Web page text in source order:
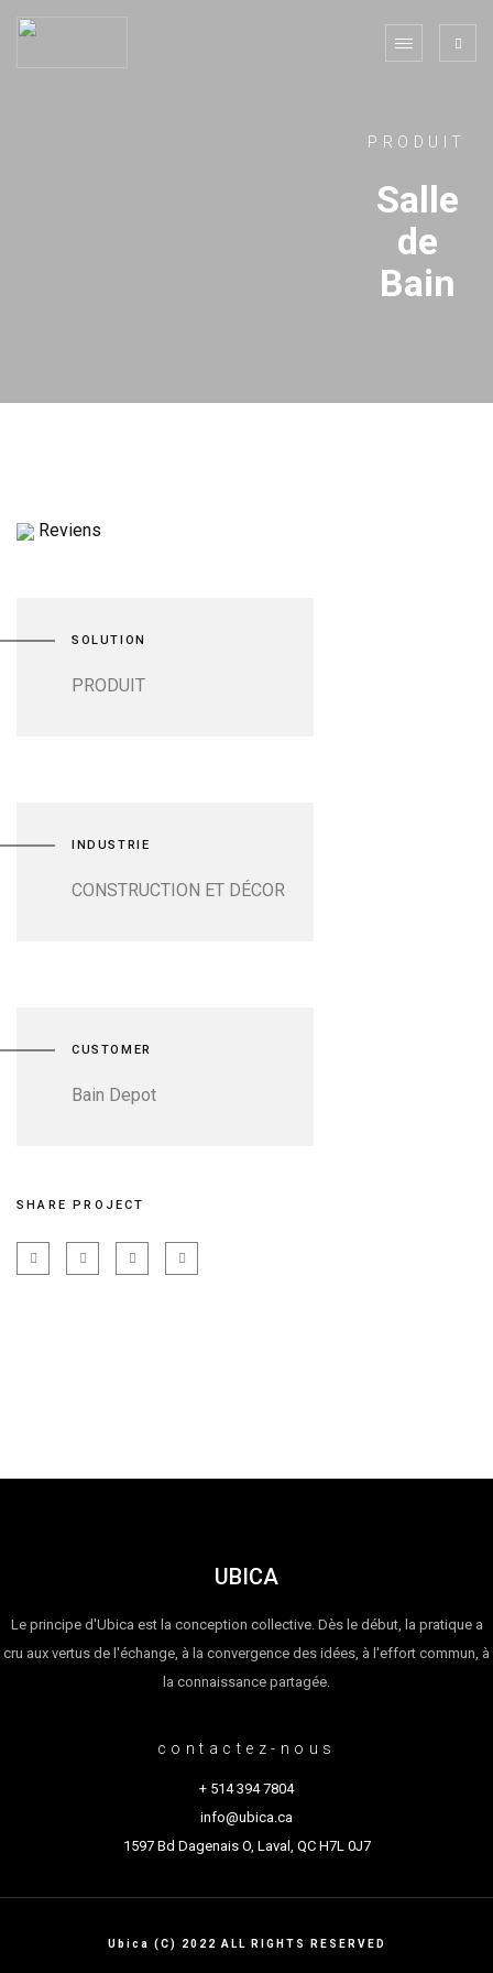
PRODUIT
Salle
de
Bain
Reviens
SOLUTION
PRODUIT
INDUSTRIE
CONSTRUCTION ET DÉCOR
CUSTOMER
Bain Depot
SHARE PROJECT
UBICA
Le principe d'Ubica est la conception collective. Dès le début, la pratique a
cru aux vertus de l'échange, à la convergence des idées, à l'effort commun, à
la connaissance partagée.
contactez-nous
+ 514 394 7804
info@ubica.ca
1597 Bd Dagenais O, Laval, QC H7L 0J7
Ubica (C) 2022 ALL RIGHTS RESERVED